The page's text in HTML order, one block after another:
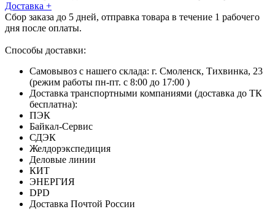
Доставка +
Сбор заказа до 5 дней, отправка товара в течение 1 рабочего
дня после оплаты.
Способы доставки:
Самовывоз с нашего склада: г. Смоленск, Тихвинка, 23
(режим работы пн-пт. с 8:00 до 17:00 )
Доставка транспортными компаниями (доставка до ТК
бесплатна):
ПЭК
Байкал-Сервис
СДЭК
Желдорэкспедиция
Деловые линии
КИТ
ЭНЕРГИЯ
DPD
Доставка Почтой России